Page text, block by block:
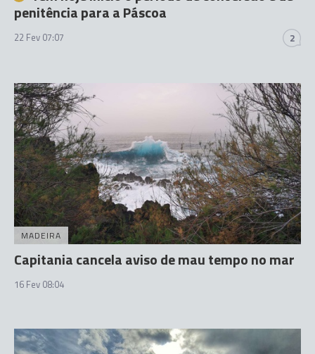
penitência para a Páscoa
22 Fev 07:07 2
MADEIRA
Capitania cancela aviso de mau tempo no mar
16 Fev 08:04